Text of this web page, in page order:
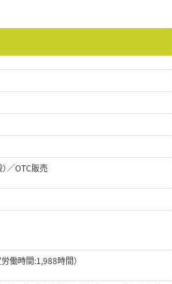
／OTC販売
働時間:1,988時間）